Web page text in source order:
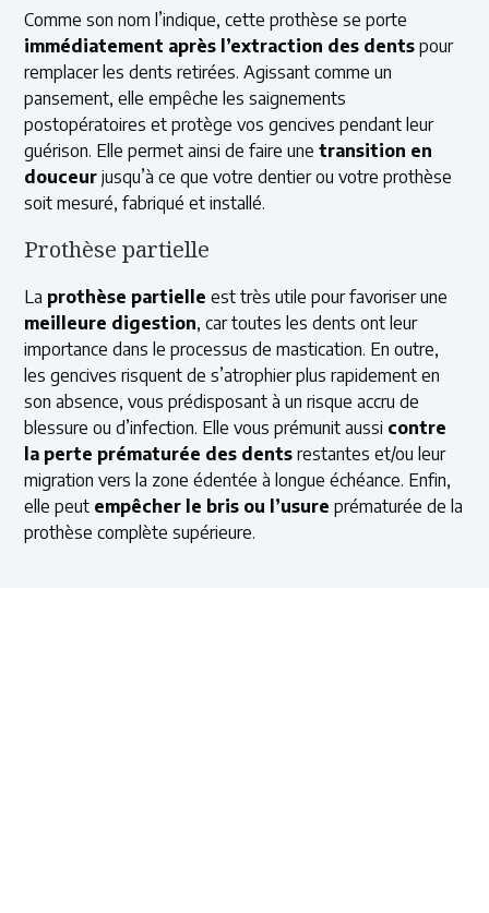
Comme son nom l’indique, cette prothèse se porte
immédiatement après l’extraction des dents pour
remplacer les dents retirées. Agissant comme un
pansement, elle empêche les saignements
postopératoires et protège vos gencives pendant leur
guérison. Elle permet ainsi de faire unetransition en
douceur jusqu’à ce que votre dentier ou votre prothèse
soit mesuré, fabriqué et installé.
Prothèse partielle
La prothèse partielle est très utile pour favoriser une
meilleure digestion, car toutes les dents ont leur
importance dans le processus de mastication. En outre,
les gencives risquent de s’atrophier plus rapidement en
son absence, vous prédisposant à un risque accru de
blessure ou d’infection. Elle vous prémunit aussi contre
la perte prématurée des dents restantes et/ou leur
migration vers la zone édentée à longue échéance. Enfin,
elle peut empêcher le bris ou l’usure prématurée de la
prothèse complète supérieure.